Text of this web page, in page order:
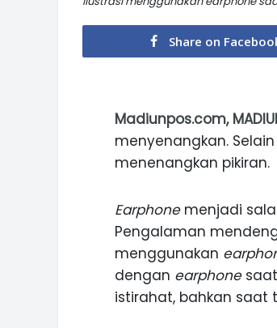
Share on
Madiunpos.com,
menyenangkan.
menenangkan pikiran.
Earphonemenjadi
Pengalaman
menggunakan
dengan earphonesaat
istirahat, bahkan saat